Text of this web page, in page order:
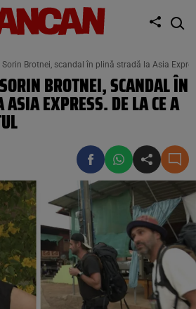
Sorin Brotnei, scandal în plină stradă la Asia
BROTNEI, SCANDAL ÎN
EXPRESS. DE LA CE A